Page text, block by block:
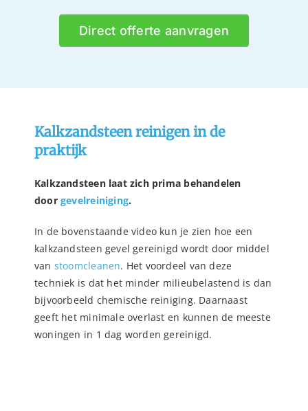
Direct offerte aanvragen
Kalkzandsteen reinigen in de
praktijk
Kalkzandsteen laat zich prima behandelen
doorgevelreiniging.
In de bovenstaande video kun je zien hoe een
kalkzandsteen gevel gereinigd wordt door middel
van stoomcleanen. Het voordeel van deze
techniek is dat het minder milieubelastend is dan
bijvoorbeeld chemische reiniging. Daarnaast
geeft het minimale overlast en kunnen de meeste
woningen in 1 dag worden gereinigd.